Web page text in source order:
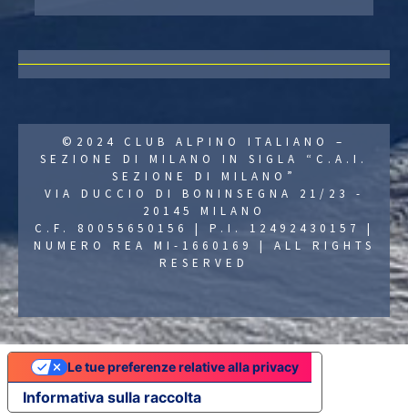
©2024 CLUB ALPINO ITALIANO –
SEZIONE DI MILANO IN SIGLA “C.A.I.
SEZIONE DI MILANO”
VIA DUCCIO DI BONINSEGNA 21/23 -
20145 MILANO
C.F. 80055650156 | P.I. 12492430157 |
NUMERO REA MI-1660169 | ALL RIGHTS
RESERVED
Informativa sulla raccolta
Le tue preferenze relative alla privacy